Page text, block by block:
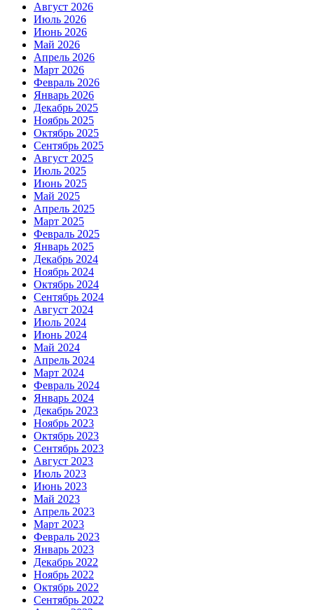
Август 2026
Июль 2026
Июнь 2026
Май 2026
Апрель 2026
Март 2026
Февраль 2026
Январь 2026
Декабрь 2025
Ноябрь 2025
Октябрь 2025
Сентябрь 2025
Август 2025
Июль 2025
Июнь 2025
Май 2025
Апрель 2025
Март 2025
Февраль 2025
Январь 2025
Декабрь 2024
Ноябрь 2024
Октябрь 2024
Сентябрь 2024
Август 2024
Июль 2024
Июнь 2024
Май 2024
Апрель 2024
Март 2024
Февраль 2024
Январь 2024
Декабрь 2023
Ноябрь 2023
Октябрь 2023
Сентябрь 2023
Август 2023
Июль 2023
Июнь 2023
Май 2023
Апрель 2023
Март 2023
Февраль 2023
Январь 2023
Декабрь 2022
Ноябрь 2022
Октябрь 2022
Сентябрь 2022